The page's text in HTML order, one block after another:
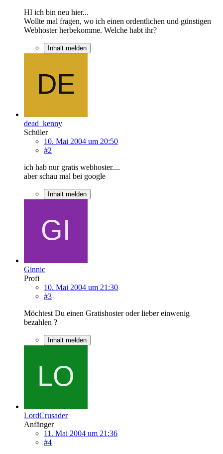
HI ich bin neu hier...
Wollte mal fragen, wo ich einen ordentlichen und günstigen
Webhoster herbekomme. Welche habt ihr?
Inhalt melden
dead_kenny
Schüler
10. Mai 2004 um 20:50
#2
ich hab nur gratis webhoster....
aber schau mal bei google
Inhalt melden
Ginnic
Profi
10. Mai 2004 um 21:30
#3
Möchtest Du einen Gratishoster oder lieber einwenig
bezahlen ?
Inhalt melden
LordCrusader
Anfänger
11. Mai 2004 um 21:36
#4